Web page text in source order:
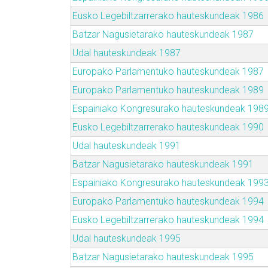
Eusko Legebiltzarrerako hauteskundeak 1986
Batzar Nagusietarako hauteskundeak 1987
Udal hauteskundeak 1987
Europako Parlamentuko hauteskundeak 1987
Europako Parlamentuko hauteskundeak 1989
Espainiako Kongresurako hauteskundeak
Eusko Legebiltzarrerako hauteskundeak 1990
Udal hauteskundeak 1991
Batzar Nagusietarako hauteskundeak 1991
Espainiako Kongresurako hauteskundeak
Europako Parlamentuko hauteskundeak 1994
Eusko Legebiltzarrerako hauteskundeak 1994
Udal hauteskundeak 1995
Batzar Nagusietarako hauteskundeak 1995